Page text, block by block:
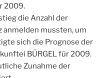
2009.
die Anzahl der
anmelden mussten, um
sich die Prognose der
BÜRGEL für 2009.
Zunahme der